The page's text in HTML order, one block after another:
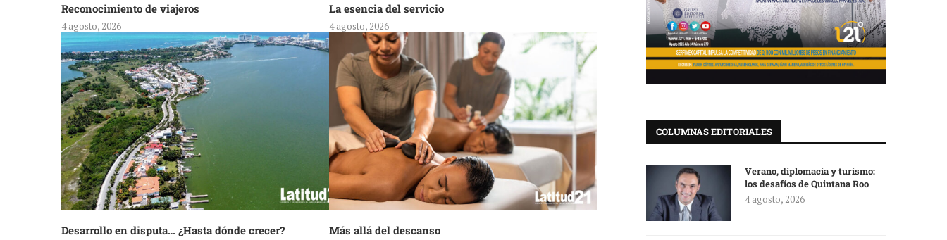
Reconocimiento de viajeros
4 agosto, 2026
La esencia del servicio
4 agosto, 2026
Desarrollo en disputa… ¿Hasta dónde crecer? Más allá del descanso
COLUMNAS EDITORIALES
Verano, diplomacia y turismo:
los desafíos de Quintana Roo
4 agosto, 2026